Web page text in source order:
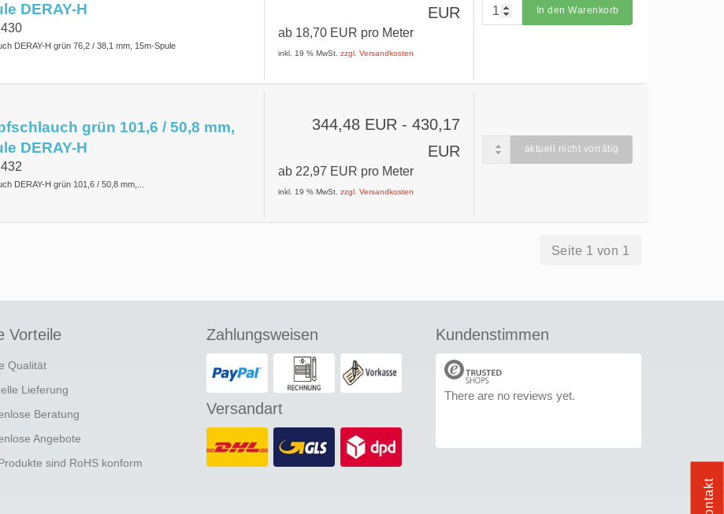
DERAY-H
DERAY-H grün 76,2 / 38,1 mm, 15m-Spule
EUR
ab 18,70 EUR pro Meter
inkl. 19 % MwSt.zzgl. Versandkosten
In den Warenkorb
grün 101,6 / 50,8 mm,
DERAY-H
DERAY-H grün 101,6 / 50,8 mm,...
344,48 EUR - 430,17
EUR
ab 22,97 EUR pro Meter
inkl. 19 % MwSt.zzgl. Versandkosten
aktuell nicht vorrätig
Seite 1 von 1
Vorteile
Qualität
Lieferung
Beratung
Angebote
sind RoHS konform
Zahlungsweisen
Versandart
Kundenstimmen
There are no reviews yet.
Kontakt